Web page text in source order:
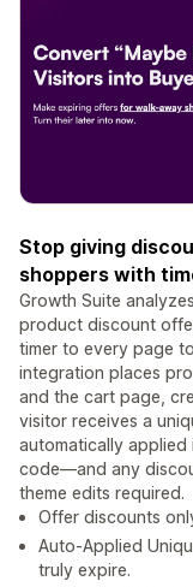
Stop giving
shoppers with
Growth Suite
product discount
timer to every page
integration places
and the cart page,
visitor receives a
automatically applied
code—and any
theme edits required.
Offer discounts
Auto-Applied
truly expire.